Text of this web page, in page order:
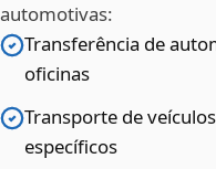
automotivas:
Transferência de
oficinas
Transporte de
específicos